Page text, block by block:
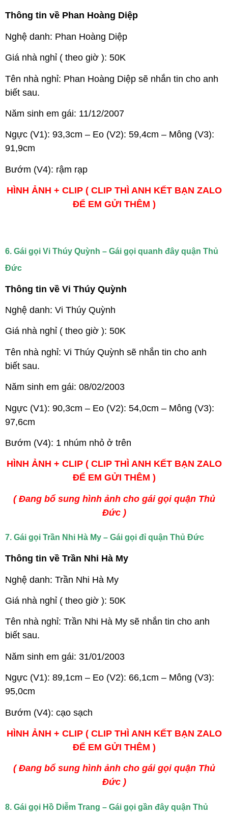
Thông tin về Phan Hoàng Diệp
Nghệ danh: Phan Hoàng Diệp
Giá nhà nghỉ ( theo giờ ): 50K
Tên nhà nghỉ: Phan Hoàng Diệp sẽ nhắn tin cho anh
biết sau.
Năm sinh em gái: 11/12/2007
Ngực (V1): 93,3cm – Eo (V2): 59,4cm – Mông (V3):
91,9cm
Bướm (V4): rậm rạp
HÌNH ẢNH + CLIP ( CLIP THÌ ANH KẾT BẠN ZALO
ĐỂ EM GỬI THÊM )
6. Gái gọi Vi Thúy Quỳnh – Gái gọi quanh đây quận Thủ
Đức
Thông tin về Vi Thúy Quỳnh
Nghệ danh: Vi Thúy Quỳnh
Giá nhà nghỉ ( theo giờ ): 50K
Tên nhà nghỉ: Vi Thúy Quỳnh sẽ nhắn tin cho anh
biết sau.
Năm sinh em gái: 08/02/2003
Ngực (V1): 90,3cm – Eo (V2): 54,0cm – Mông (V3):
97,6cm
Bướm (V4): 1 nhúm nhỏ ở trên
HÌNH ẢNH + CLIP ( CLIP THÌ ANH KẾT BẠN ZALO
ĐỂ EM GỬI THÊM )
( Đang bổ sung hình ảnh cho gái gọi quận Thủ
Đức )
7. Gái gọi Trần Nhi Hà My – Gái gọi đỉ quận Thủ Đức
Thông tin về Trần Nhi Hà My
Nghệ danh: Trần Nhi Hà My
Giá nhà nghỉ ( theo giờ ): 50K
Tên nhà nghỉ: Trần Nhi Hà My sẽ nhắn tin cho anh
biết sau.
Năm sinh em gái: 31/01/2003
Ngực (V1): 89,1cm – Eo (V2): 66,1cm – Mông (V3):
95,0cm
Bướm (V4): cạo sạch
HÌNH ẢNH + CLIP ( CLIP THÌ ANH KẾT BẠN ZALO
ĐỂ EM GỬI THÊM )
( Đang bổ sung hình ảnh cho gái gọi quận Thủ
Đức )
8. Gái gọi Hồ Diễm Trang – Gái gọi gần đây quận Thủ